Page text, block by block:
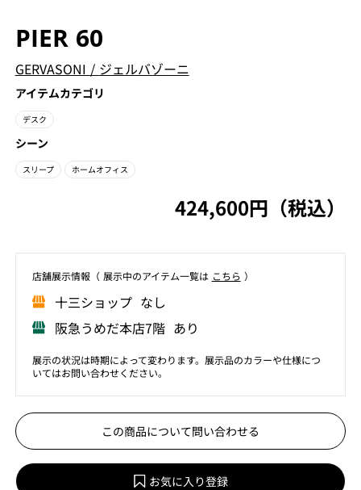
PIER 60
GERVASONI / ジェルバゾーニ
アイテムカテゴリ
デスク
シーン
スリープ ホームオフィス
424,600円（税込）
店舗展⽰情報（ 展⽰中のアイテム⼀覧は こちら ）
⼗三ショップ なし
阪急うめだ本店7階 あり
展示の状況は時期によって変わります。展示品のカラーや仕様につ
いてはお問い合わせください。
この商品について問い合わせる
お気に入り登録